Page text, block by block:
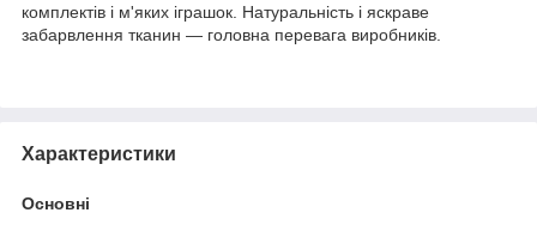
комплектів і м'яких іграшок. Натуральність і яскраве
забарвлення тканин — головна перевага виробників.
Характеристики
Основні